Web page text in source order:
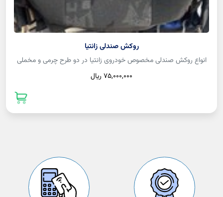
روکش صندلی زانتیا
انواع روکش صندلی مخصوص خودروی زانتیا در دو طرح چرمی و مخملی
75,000,000 ريال